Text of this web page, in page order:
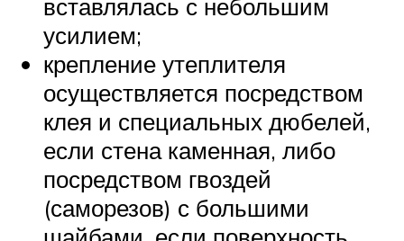
вставлялась с небольшим
усилием;
крепление утеплителя
осуществляется посредством
клея и специальных дюбелей,
если стена каменная, либо
посредством гвоздей
(саморезов) с большими